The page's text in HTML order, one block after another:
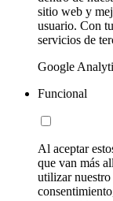
sitio web y
usuario. Con
servicios de
Google
Funcional
Al aceptar
que van más
utilizar